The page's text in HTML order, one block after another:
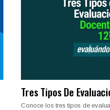
Tres Tipos De
Conoce los tres tipos de